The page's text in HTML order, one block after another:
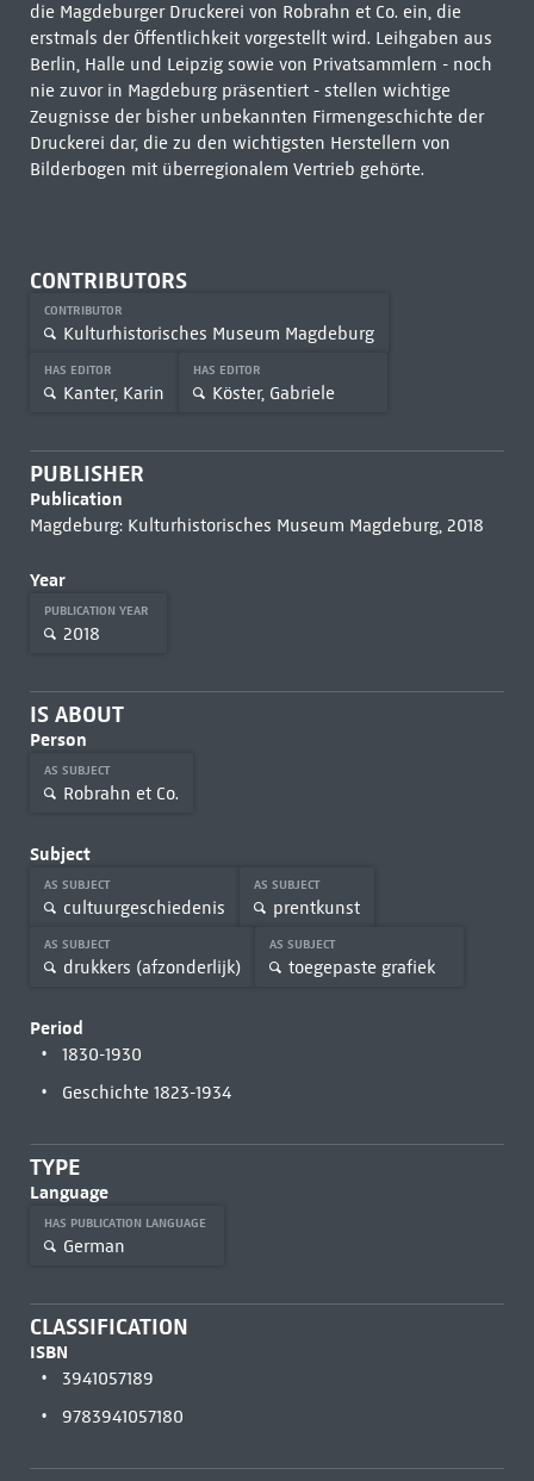
die Magdeburger Druckerei von Robrahn et Co. ein, die
erstmals der Öffentlichkeit vorgestellt wird. Leihgaben aus
Berlin, Halle und Leipzig sowie von Privatsammlern - noch
nie zuvor in Magdeburg präsentiert - stellen wichtige
Zeugnisse der bisher unbekannten Firmengeschichte der
Druckerei dar, die zu den wichtigsten Herstellern von
Bilderbogen mit überregionalem Vertrieb gehörte.
CONTRIBUTORS
CONTRIBUTOR
Kulturhistorisches Museum Magdeburg
HAS EDITOR
Kanter, Karin
HAS EDITOR
Köster, Gabriele
PUBLISHER
Publication
Magdeburg: Kulturhistorisches Museum Magdeburg, 2018
Year
PUBLICATION YEAR
2018
IS ABOUT
Person
AS SUBJECT
Robrahn et Co.
Subject
AS SUBJECT
cultuurgeschiedenis
AS SUBJECT
prentkunst
AS SUBJECT
drukkers (afzonderlijk)
AS SUBJECT
toegepaste grafiek
Period
1830-1930
Geschichte 1823-1934
TYPE
Language
HAS PUBLICATION LANGUAGE
German
CLASSIFICATION
ISBN
3941057189
9783941057180